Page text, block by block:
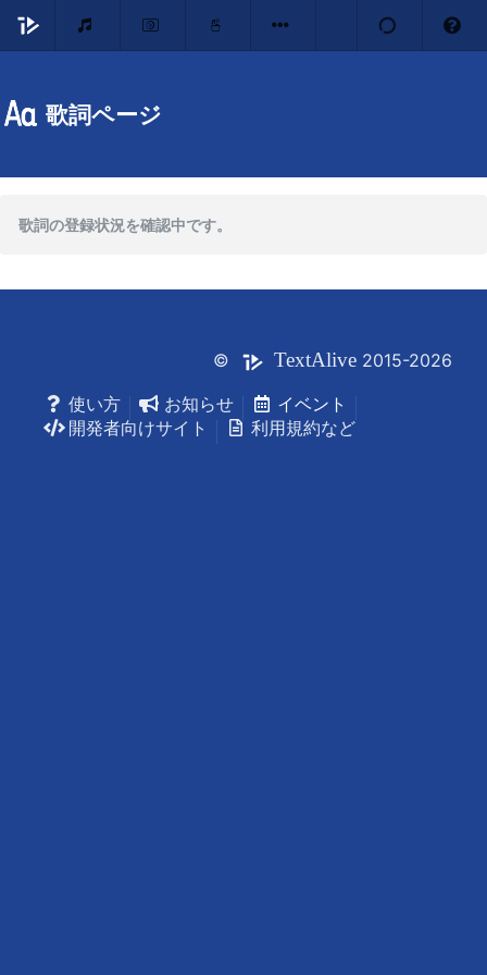
歌詞ページ
歌詞の登録状況を確認中です。
© TextAlive 2015-2026
使い方
お知らせ
イベント
開発者向けサイト
利用規約など